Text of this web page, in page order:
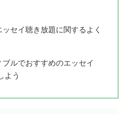
セイ聴き放題に関するよく
ブルでおすすめのエッセイ
よう